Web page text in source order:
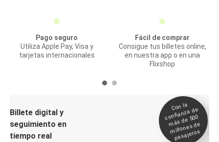
Pago seguro
Utiliza Apple Pay, Visa y
tarjetas internacionales
Fácil de comprar
Consigue tus billetes online,
en nuestra app o en una
Flixshop
Billete digital y
seguimiento en
tiempo real
Con la
confianza de
más de 500
millones de
pasajeros